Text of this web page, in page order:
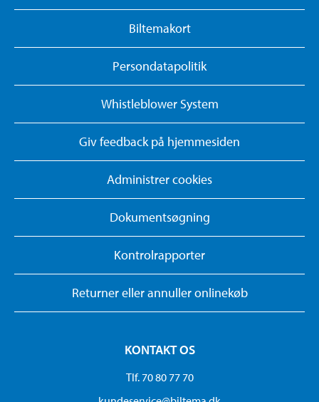
Biltemakort
Persondatapolitik
Whistleblower System
Giv feedback på hjemmesiden
Administrer cookies
Dokumentsøgning
Kontrolrapporter
Returner eller annuller onlinekøb
KONTAKT OS
Tlf. 70 80 77 70